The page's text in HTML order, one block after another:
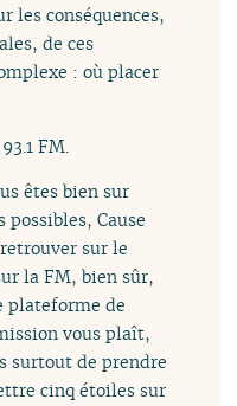
les conséquences,
de ces
: où placer
FM.
êtes bien sur
possibles, Cause
sur le
la FM, bien sûr,
plateforme de
vous plaît,
surtout de prendre
cinq étoiles sur